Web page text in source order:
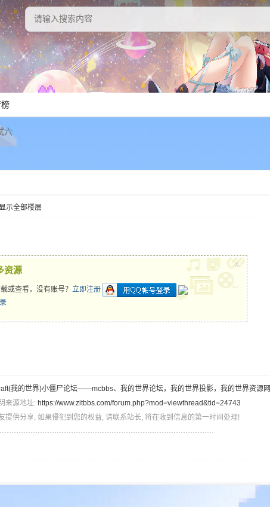
六
示全部楼层
资源
或查看，没有账号？ 立即注册
x
我的世界)小僵尸论坛——mcbbs、我的世界论坛，我的世界投影，我的世界资源网
来源地址: https://www.zitbbs.com/forum.php?mod=viewthread&tid=24743
提供分享, 如果侵犯到您的权益, 请联系站长, 将在收到信息的第一时间处理!